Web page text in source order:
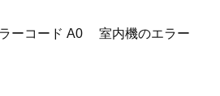
ーコード A0 室内機のエラー